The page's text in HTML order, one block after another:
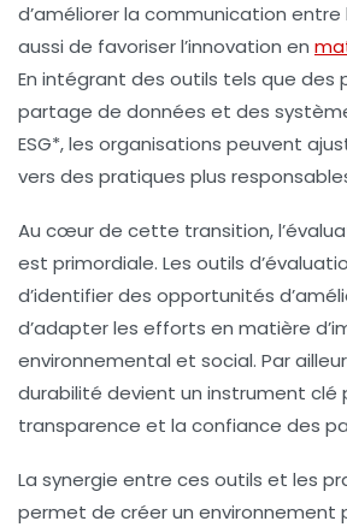
d’améliorer la communication entre
aussi de favoriser l’innovation en
En intégrant des outils tels que des
partage de données et des
ESG*, les organisations peuvent
vers des pratiques plus
Au cœur de cette transition,
est primordiale. Les outils
d’identifier des opportunités
d’adapter les efforts en matière d’
environnemental et social. Par
durabilité devient un instrument clé
transparence et la confiance des
La synergie entre ces outils et les
permet de créer un environnement